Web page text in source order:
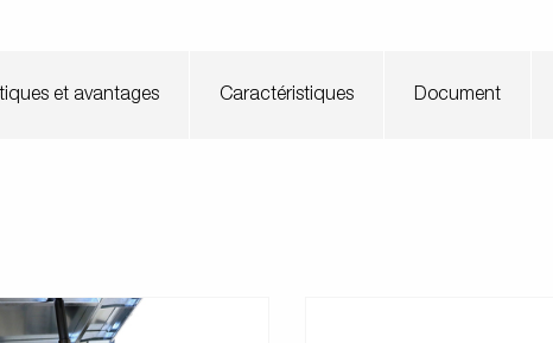
et avantages Caractéristiques Document